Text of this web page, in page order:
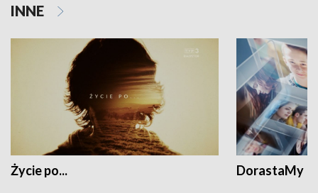
INNE
Życie po... DorastaMy